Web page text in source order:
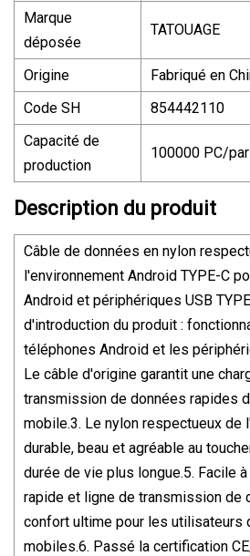
Marque
déposée
TATOUAGE
Origine
Fabriqué en
Code SH
854442110
Capacité de
production
100000 PC/
Description du produit
Câble de données en nylon
l'environnement Android TYPE-C
Android et périphériques USB
d'introduction du produit :
téléphones Android et les
Le câble d'origine garantit une
transmission de données rapides
mobile.3. Le nylon respectueux de
durable, beau et agréable au
durée de vie plus longue.5. Facile
rapide et ligne de transmission de
confort ultime pour les utilisateurs
mobiles.6. Passé la certification